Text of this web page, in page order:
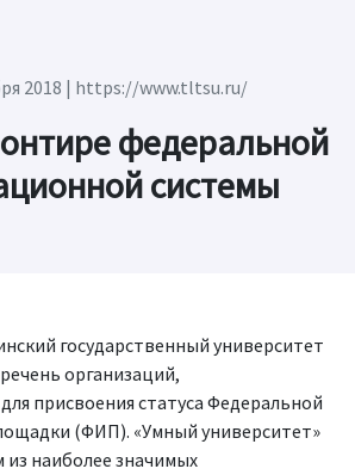
2018 | https://www.tltsu.ru/
федеральной
системы
государственный университет
организаций,
присвоения статуса Федеральной
(ФИП). «Умный университет»
наиболее значимых